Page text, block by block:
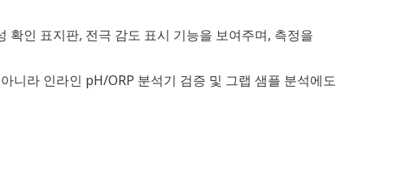
인 표지판, 전극 감도 표시 기능을 보여주며, 측정을
니라 인라인 pH/ORP 분석기 검증 및 그랩 샘플 분석에도